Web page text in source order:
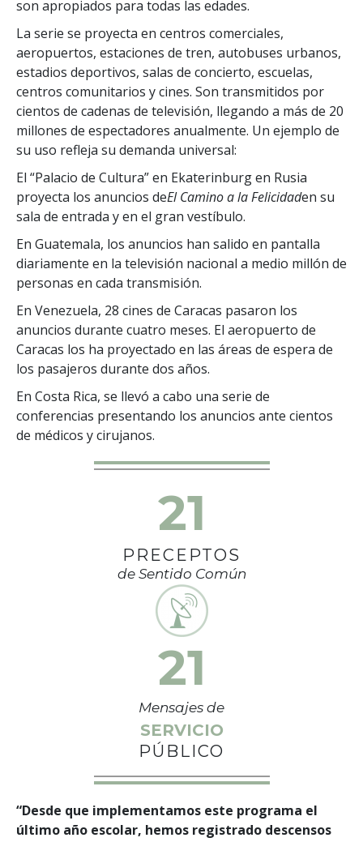
son apropiados para todas las edades.
La serie se proyecta en centros comerciales,
aeropuertos, estaciones de tren, autobuses urbanos,
estadios deportivos, salas de concierto, escuelas,
centros comunitarios y cines. Son transmitidos por
cientos de cadenas de televisión, llegando a más de 20
millones de espectadores anualmente. Un ejemplo de
su uso refleja su demanda universal:
El “Palacio de Cultura” en Ekaterinburg en Rusia
proyecta los anuncios deEl Camino a la Felicidaden su
sala de entrada y en el gran vestíbulo.
En Guatemala, los anuncios han salido en pantalla
diariamente en la televisión nacional a medio millón de
personas en cada transmisión.
En Venezuela, 28 cines de Caracas pasaron los
anuncios durante cuatro meses. El aeropuerto de
Caracas los ha proyectado en las áreas de espera de
los pasajeros durante dos años.
En Costa Rica, se llevó a cabo una serie de
conferencias presentando los anuncios ante cientos
de médicos y cirujanos.
21
PRECEPTOS
de Sentido Común
21
Mensajes de
SERVICIO
PÚBLICO
“Desde que implementamos este programa el
último año escolar, hemos registrado descensos